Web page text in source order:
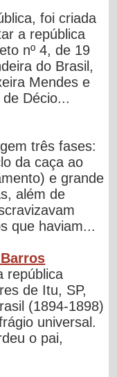
foi criada
a república
nº 4, de 19
do Brasil,
Mendes e
Décio...
três fases:
da caça ao
e grande
além de
que haviam...
república
de Itu, SP,
(1894-1898)
universal.
o pai,